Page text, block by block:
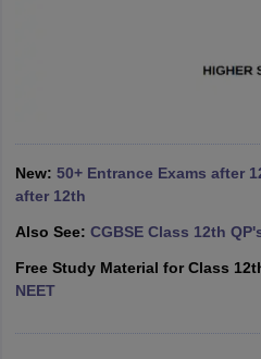
New: 50+ Entrance Exams after
after 12th
Also See: CGBSE Class 12th
Free Study Material for Class
NEET